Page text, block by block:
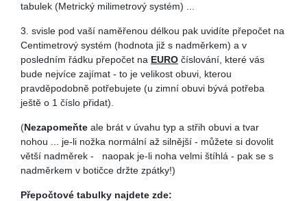
tabulek (Metrický milimetrový systém) ...
3. svisle pod vaší naměřenou délkou pak uvidíte přepočet na
Centimetrový systém (hodnota již s nadměrkem) a v
posledním řádku přepočet na EURO číslování, které vás
bude nejvíce zajímat - to je velikost obuvi, kterou
pravděpodobně potřebujete (u zimní obuvi bývá potřeba
ještě o 1 číslo přidat).
(Nezapomeňte ale brát v úvahu typ a střih obuvi a tvar
nohou ... je-li nožka normální až silnější - můžete si dovolit
větší nadměrek - naopak je-li noha velmi štíhlá - pak se s
nadměrkem v botičce držte zpátky!)
Přepočtové tabulky najdete zde: